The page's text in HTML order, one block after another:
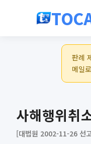
판례
메일
사해행위취
[대법원 2002-11-26 선